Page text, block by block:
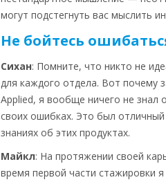
могут подстегнуть вас мыслить
Не бойтесь
Сихан: Помните, что никто не
для каждого отдела. Вот почему
Applied, я вообще ничего не знал
своих ошибках. Это был
знаниях об этих продуктах.
Майкл: На протяжении своей
время первой части стажировки